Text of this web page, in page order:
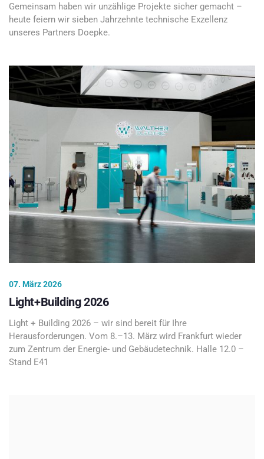
Gemeinsam haben wir unzählige Projekte sicher gemacht –
heute feiern wir sieben Jahrzehnte technische Exzellenz
unseres Partners Doepke.
07. März 2026
Light+Building 2026
Light + Building 2026 – wir sind bereit für Ihre
Herausforderungen. Vom 8.–13. März wird Frankfurt wieder
zum Zentrum der Energie- und Gebäudetechnik. Halle 12.0 –
Stand E41